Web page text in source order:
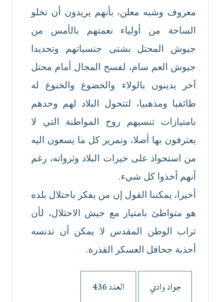
معروف وشبه معلن، بأنهم يريدون أن تخلو
الساحة من أولياء نعمتهم بالأمس من
جيوش المحتل بشتى جنسياتهم وتحديدا
جيوش العم سام، لفسح المجال أمام محتل
آخر يدينون بالولاء والخضوع والخنوع له
طائفيا ومذهبيا، لتتحول البلاد لهم وحدهم
بامتيازات تنسيهم روح المواطنة التي لا
يعترفون بها أصلا، وتمرير كل ما يسعون اليه
من استحواذ على خيرات البلاد وثرواته، رغم
أنهم أخذوا كل شيء.
أخيرا، يمكننا القول إن من يفكر باحتلال بلده
هو متواطئ بامتياز مع جيش الاحتلال، لأن
تراب الوطن المقدس لا يمكن أن تدنسه
أحذية جحافل العسكر القذرة.
جواد وادي العدد 436